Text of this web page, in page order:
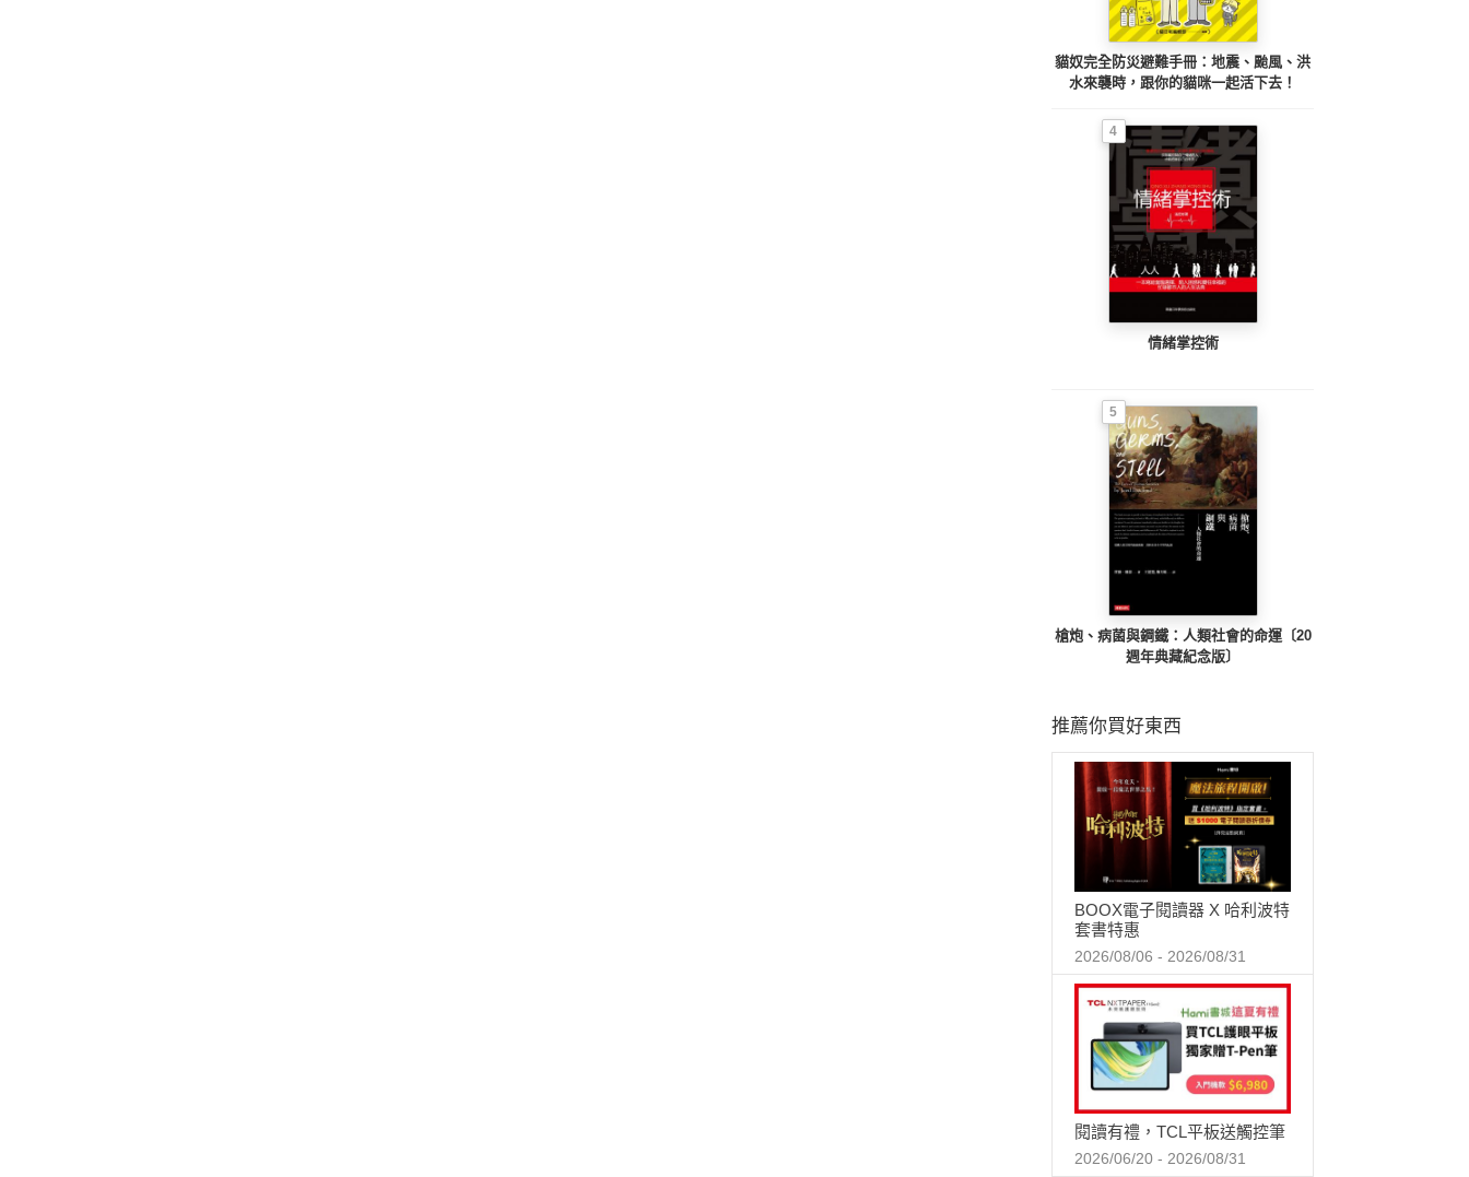
貓奴完全防災避難手冊：地震、颱風、洪
水來襲時，跟你的貓咪一起活下去！
4
情緒掌控術
5
槍炮、病菌與鋼鐵：人類社會的命運〔20
週年典藏紀念版〕
推薦你買好東西
BOOX電子閱讀器 X 哈利波特
套書特惠
2026/08/06 - 2026/08/31
閱讀有禮，TCL平板送觸控筆
2026/06/20 - 2026/08/31